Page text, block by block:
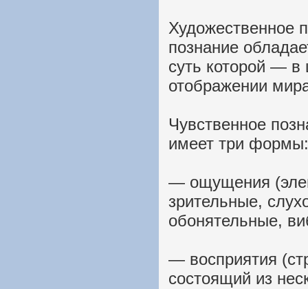
Художественное
познание
суть которой — в
отображении
Чувственное
имеет три формы:
— ощущения
зрительные,
обонятельные,
— восприятия
состоящий из